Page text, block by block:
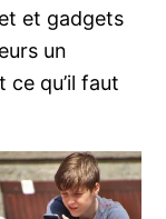
et gadgets
un
qu’il faut